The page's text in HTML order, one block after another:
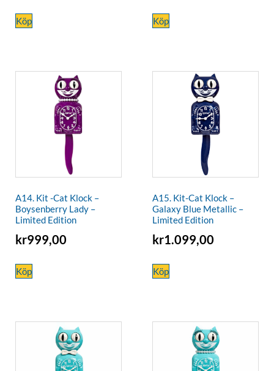
Köp Köp
A14. Kit -Cat Klock –
Boysenberry Lady –
Limited Edition
kr999,00
Köp
A15. Kit-Cat Klock –
Galaxy Blue Metallic –
Limited Edition
kr1.099,00
Köp